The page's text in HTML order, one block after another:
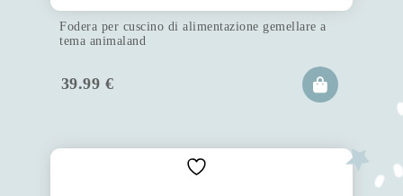
Fodera per cuscino di alimentazione gemellare a
tema animaland
39.99 €